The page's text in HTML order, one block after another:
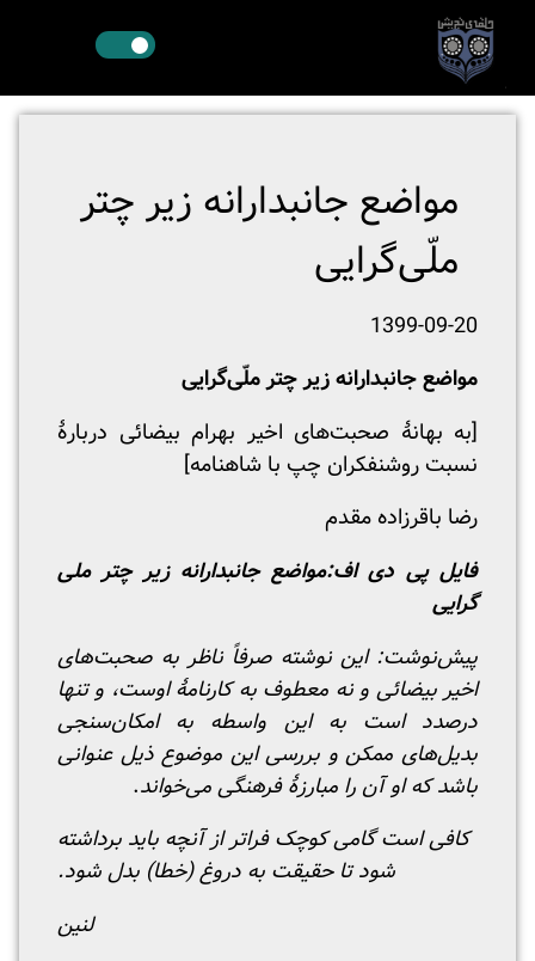
مواضع جانبدارانه زیر چتر
ملّی‌گرایی
1399-09-20
مواضع جانبدارانهزیر چتر ملّی‌گرایی
[به بهانهٔ صحبت‌های اخیر بهرام بیضائی دربارهٔ
نسبت روشنفکران چپ با شاهنامه]
رضا باقرزاده مقدم
فایل پی دی اف:مواضع جانبدارانه زیر چتر ملی
گرایی
پیش‌نوشت: این نوشته صرفاً ناظر به صحبت‌های
اخیر بیضائی و نه معطوف به کارنامهاوست، و تنها
درصدد است به این واسطه به امکان‌سنجی
بدیل‌های ممکن و بررسی این موضوع ذیل عنوانی
باشد که او آن را مبارزهفرهنگی می‌خواند.
کافی است گامی کوچک فراتر از آنچه باید برداشته
شود تا حقیقت به دروغ (خطا) بدل شود.
لنین